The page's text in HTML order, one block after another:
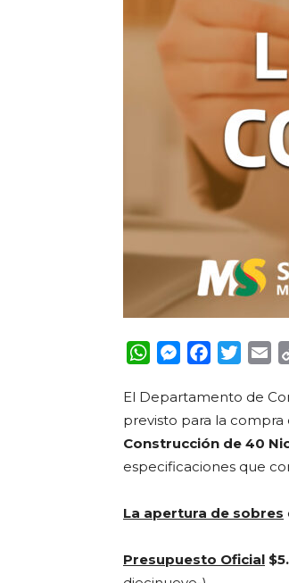
WhatsApp
Messenger
Facebook
El Departamento de
previsto para la compra
Construcción de 40
especificaciones que
La apertura de sobres
Presupuesto Oficial